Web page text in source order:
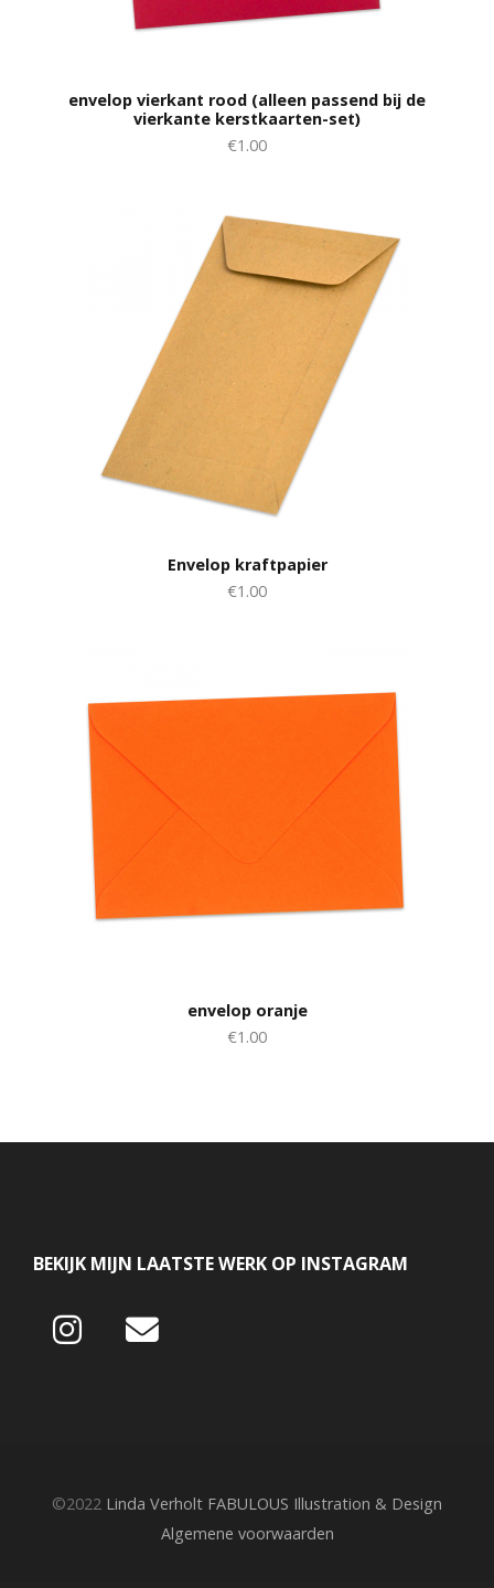
envelop vierkant rood (alleen passend bij de
vierkante kerstkaarten-set)
€1.00
Envelop kraftpapier
€1.00
envelop oranje
€1.00
BEKIJK MIJN LAATSTE WERK OP INSTAGRAM
©2022 Linda Verholt FABULOUS Illustration & Design
Algemene voorwaarden